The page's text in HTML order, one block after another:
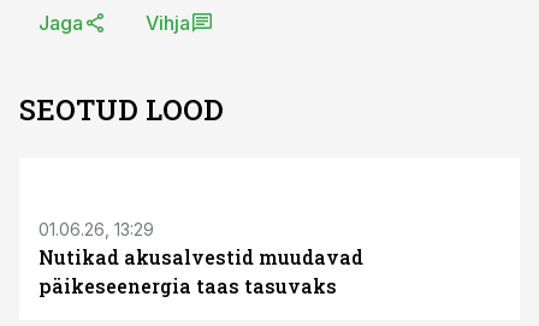
Jaga Vihja
SEOTUD LOOD
01.06.26, 13:29
Nutikad akusalvestid muudavad
päikeseenergia taas tasuvaks